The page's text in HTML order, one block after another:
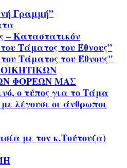
Γραμμή”
– Καταστατικόν
Τάματος του Έθνους”
Τάματος του Έθνους"
ΦΟΡΕΩΝ ΜΑΣ
ο τύπος για το Τάμα
λέγουσι οι άνθρωποι
με τον κ.Τούτουζα)